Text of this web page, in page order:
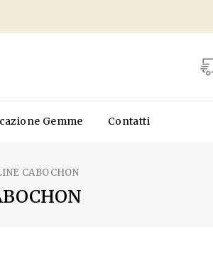
Gemme Contatti
CABOCHON